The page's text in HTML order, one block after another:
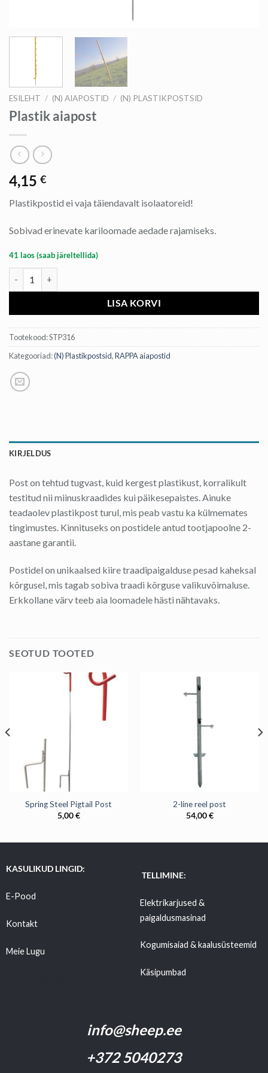
ESILEHT / (N) AIAPOSTID / (N) PLASTIKPOSTSID
Plastik aiapost
4,15 €
Plastikpostid ei vaja täiendavalt isolaatoreid!
Sobivad erinevate kariloomade aedade rajamiseks.
41 laos (saab järeltellida)
LISA KORVI
Tootekood:STP316
Kategooriad:(N) Plastikpostsid,RAPPA aiapostid
KIRJELDUS
Post on tehtud tugvast, kuid kergest plastikust, korralikult
testitud nii miinuskraadides kui päikesepaistes. Ainuke
teadaolev plastikpost turul, mis peab vastu ka külmemates
tingimustes. Kinnituseks on postidele antud tootjapoolne 2-
aastane garantii.
Postidel on unikaalsed kiire traadipaigalduse pesad kaheksal
kõrgusel, mis tagab sobiva traadi kõrguse valikuvõimaluse.
Erkkollane värv teeb aia loomadele hästi nähtavaks.
SEOTUD TOOTED
Spring Steel Pigtail Post
5,00€
2-line reel post
54,00€
KASULIKUD LINGID:
E-Pood
Kontakt
Meie Lugu
TELLIMINE:
Elektrikarjused &
paigaldusmasinad
Kogumisaiad & kaalusüsteemid
Käsipumbad
info@sheep.ee
+372 5040273